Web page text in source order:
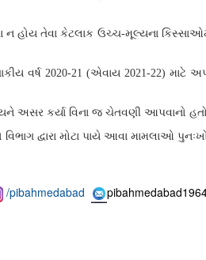
ન હોય તેવા કેટલાક ઉચ્ચ-મૂલ્યના
વર્ષ 2020-21 (એવાય 2021-22) માટે
અસર કર્યા વિના જ ચેતવણી આપવાનો
દ્વારા મોટા પાયે આવા મામલાઓ
/pibahmedabad